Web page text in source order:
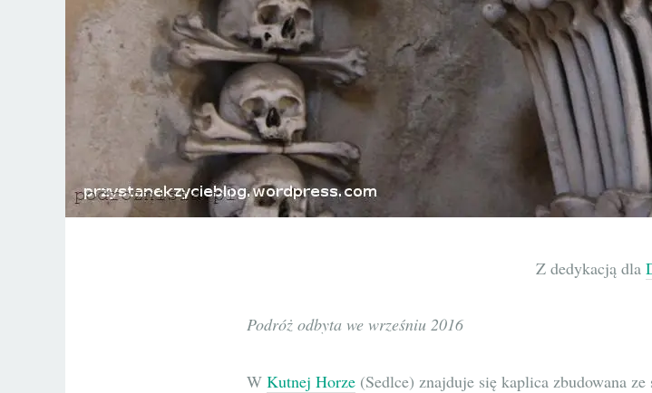
Z dedykacją dla
Podróż odbyta we wrześniu 2016
W Kutnej Horze (Sedlce) znajduje się kaplica zbudowana